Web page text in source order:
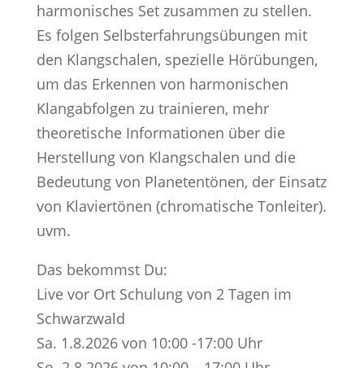
harmonisches Set zusammen zu stellen.
Es folgen Selbsterfahrungsübungen mit
den Klangschalen, spezielle Hörübungen,
um das Erkennen von harmonischen
Klangabfolgen zu trainieren, mehr
theoretische Informationen über die
Herstellung von Klangschalen und die
Bedeutung von Planetentönen, der Einsatz
von Klaviertönen (chromatische Tonleiter).
uvm.
Das bekommst Du:
Live vor Ort Schulung von 2 Tagen im
Schwarzwald
Sa. 1.8.2026 von 10:00 -17:00 Uhr